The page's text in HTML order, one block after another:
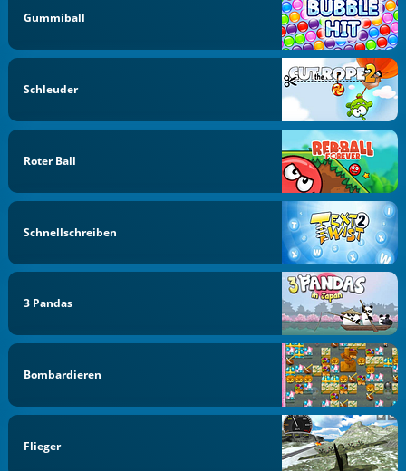
Gummiball
Schleuder
Roter Ball
Schnellschreiben
3 Pandas
Bombardieren
Flieger